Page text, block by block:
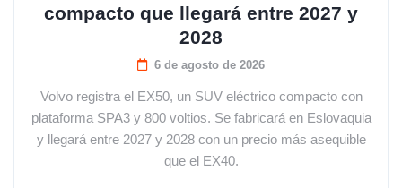
compacto que llegará entre 2027 y
2028
6 de agosto de 2026
Volvo registra el EX50, un SUV eléctrico compacto con
plataforma SPA3 y 800 voltios. Se fabricará en Eslovaquia
y llegará entre 2027 y 2028 con un precio más asequible
que el EX40.